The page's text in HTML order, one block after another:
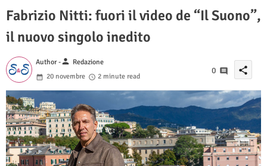
Fabrizio Nitti: fuori il video de “Il Suono”,
il nuovo singolo inedito
Author -person Redazione
20 novembre
2 minute read
0 share